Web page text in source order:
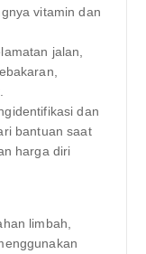
vitamin dan
jalan,
dan
bantuan saat
harga diri
limbah,